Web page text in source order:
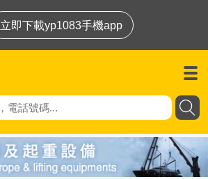
立即下載yp1083手機app